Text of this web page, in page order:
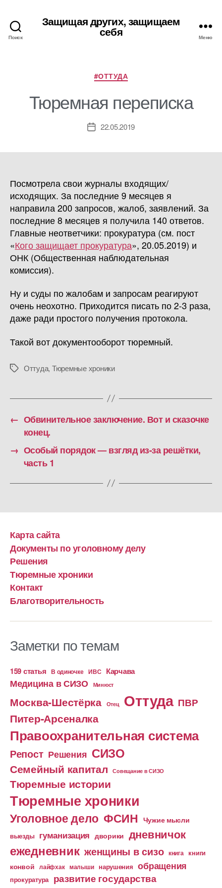
Поиск
Защищая других, защищаем
себя Меню
Рубрики
#ОТТУДА
Тюремная переписка
Дата22.05.2019
Посмотрела свои журналы входящих/
исходящих. За последние 9 месяцев я
направила 200 запросов, жалоб, заявлений. За
последние 8 месяцев я получила 140 ответов.
Главные неответчики: прокуратура (см. пост
«Кого защищает прокуратура», 20.05.2019) и
ОНК (Общественная наблюдательная
комиссия).
Ну и суды по жалобам и запросам реагируют
очень неохотно. Приходится писать по 2-3 раза,
даже ради простого получения протокола.
Такой вот документооборот тюремный.
МеткиОттуда, Тюремные хроники
← Обвинительное заключение. Вот и сказочке
конец.
→ Особый порядок — взгляд из-за решётки,
часть 1
Карта сайта
Документы по уголовному делу
Решения
Тюремные хроники
Контакт
Благотворительность
Заметки по темам
159 статья В одиночке ИВС Карчава
Медицина в СИЗО Минюст
Москва-Шестёрка Отец Оттуда ПВР
Питер-Арсеналка
Правоохранительная система
Репост Решения СИЗО
Семейный капитал Совещание в СИЗО
Тюремные истории
Тюремные хроники
Уголовное дело ФСИН Чужие мысли
выезды гуманизация дворики дневничок
ежедневник женщины в сизо книга книги
конвой лайфхак малыши нарушения обращения
прокуратура развитие государства